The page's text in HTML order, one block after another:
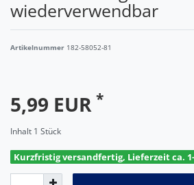
wiederverwendbar
Artikelnummer 182-58052-81
5,99 EUR *
Inhalt 1 Stück
Kurzfristig versandfertig, Lieferzeit ca.